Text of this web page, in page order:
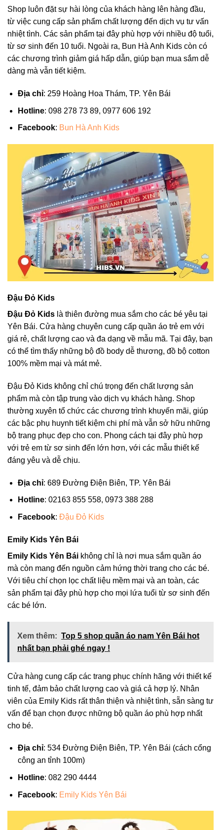
Shop luôn đặt sự hài lòng của khách hàng lên hàng đầu,
từ việc cung cấp sản phẩm chất lượng đến dịch vụ tư vấn
nhiệt tình. Các sản phẩm tại đây phù hợp với nhiều độ tuổi,
từ sơ sinh đến 10 tuổi. Ngoài ra, Bun Hà Anh Kids còn có
các chương trình giảm giá hấp dẫn, giúp bạn mua sắm dễ
dàng mà vẫn tiết kiệm.
Địa chỉ: 259 Hoàng Hoa Thám, TP. Yên Bái
Hotline: 098 278 73 89, 0977 606 192
Facebook: Bun Hà Anh Kids
Đậu Đỏ Kids
Đậu Đỏ Kids là thiên đường mua sắm cho các bé yêu tại
Yên Bái. Cửa hàng chuyên cung cấp quần áo trẻ em với
giá rẻ, chất lượng cao và đa dạng về mẫu mã. Tại đây, bạn
có thể tìm thấy những bộ đồ body dễ thương, đồ bộ cotton
100% mềm mại và mát mẻ.
Đậu Đỏ Kids không chỉ chú trọng đến chất lượng sản
phẩm mà còn tập trung vào dịch vụ khách hàng. Shop
thường xuyên tổ chức các chương trình khuyến mãi, giúp
các bậc phụ huynh tiết kiệm chi phí mà vẫn sở hữu những
bộ trang phục đẹp cho con. Phong cách tại đây phù hợp
với trẻ em từ sơ sinh đến lớn hơn, với các mẫu thiết kế
đáng yêu và dễ chịu.
Địa chỉ: 689 Đường Điện Biên, TP. Yên Bái
Hotline: 02163 855 558, 0973 388 288
Facebook: Đậu Đỏ Kids
Emily Kids Yên Bái
Emily Kids Yên Bái không chỉ là nơi mua sắm quần áo
mà còn mang đến nguồn cảm hứng thời trang cho các bé.
Với tiêu chí chọn lọc chất liệu mềm mại và an toàn, các
sản phẩm tại đây phù hợp cho mọi lứa tuổi từ sơ sinh đến
các bé lớn.
Xem thêm: Top 5 shop quần áo nam Yên Bái hot
nhất bạn phải ghé ngay !
Cửa hàng cung cấp các trang phục chính hãng với thiết kế
tinh tế, đảm bảo chất lượng cao và giá cả hợp lý. Nhân
viên của Emily Kids rất thân thiện và nhiệt tình, sẵn sàng tư
vấn để bạn chọn được những bộ quần áo phù hợp nhất
cho bé.
Địa chỉ: 534 Đường Điện Biên, TP. Yên Bái (cách cổng
công an tỉnh 100m)
Hotline: 082 290 4444
Facebook: Emily Kids Yên Bái